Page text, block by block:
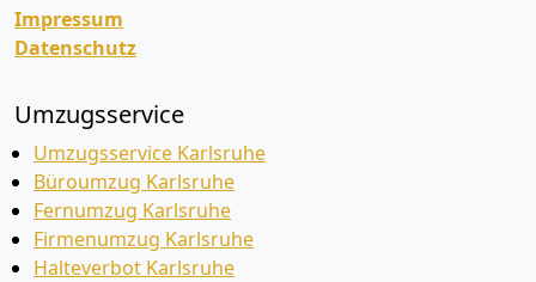
Impressum
Datenschutz
Umzugsservice
Umzugsservice Karlsruhe
Büroumzug Karlsruhe
Fernumzug Karlsruhe
Firmenumzug Karlsruhe
Halteverbot Karlsruhe